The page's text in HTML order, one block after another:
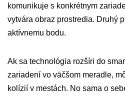
komunikuje s konkrétnym
vytvára obraz prostredia. Druhý
aktívnemu bodu.
Ak sa technológia rozšíri do
zariadení vo väčšom meradle,
kolízií v mestách. No sama o